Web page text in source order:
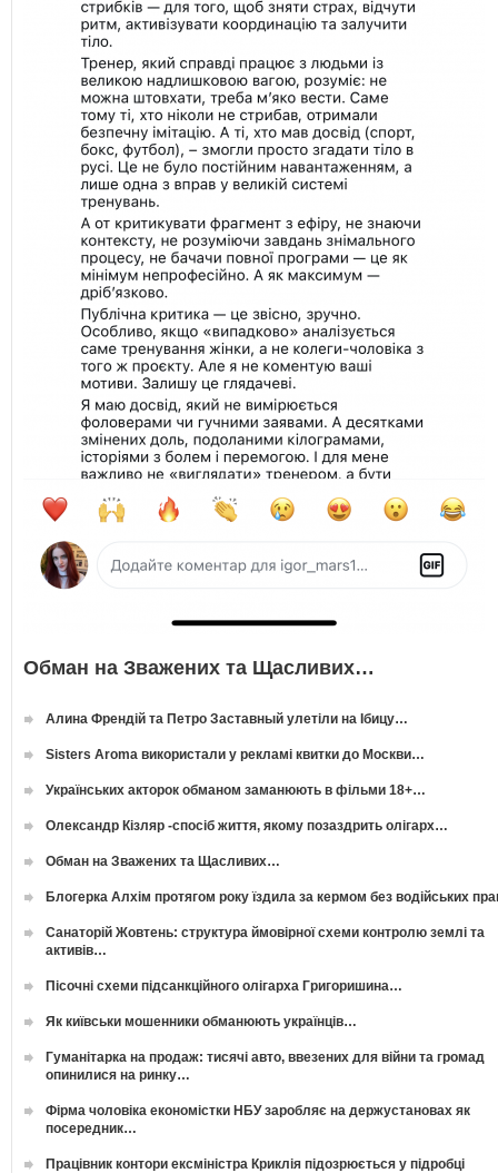
Обман на Зважених та Щасливих…
Алина Френдій та Петро Заставный улетіли на Ібицу…
Sisters Aroma використали у рекламі квитки до Москви…
Українських акторок обманом заманюють в фільми 18+…
Олександр Кізляр -спосіб життя, якому позаздрить олігарх…
Обман на Зважених та Щасливих…
Блогерка Алхім протягом року їздила за кермом без водійських
Санаторій Жовтень: структура ймовірної схеми контролю землі та
активів…
Пісочні схеми підсанкційного олігарха Григоришина…
Як київськи мошенники обманюють українців…
Гуманітарка на продаж: тисячі авто, ввезених для війни та громад
опинилися на ринку…
Фірма чоловіка економістки НБУ заробляє на держустановах як
посередник…
Працівник контори ексміністра Криклія підозрюється у підробці